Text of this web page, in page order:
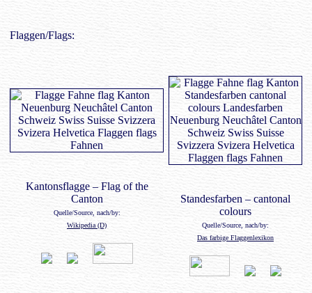
Flaggen/Flags:
Kantonsflagge – Flag of the
Canton
Quelle/Source, nach/by:
Wikipedia (D)
Standesfarben – cantonal
colours
Quelle/Source, nach/by:
Das farbige Flaggenlexikon